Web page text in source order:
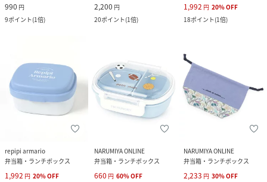
990 円
9ポイント(1倍)
2,200 円
20ポイント(1倍)
1,992 円 20%OFF
18ポイント(1倍)
repipi armario
弁当箱・ランチボックス
1,992 円 20%OFF
NARUMIYA ONLINE
弁当箱・ランチボックス
660 円 60%OFF
NARUMIYA ONLINE
弁当箱・ランチボックス
2,233 円 30%OFF